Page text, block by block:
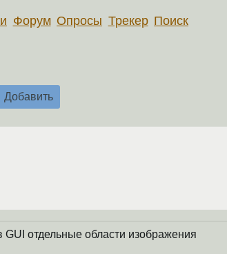
Форум Опросы Трекер Поиск
Добавить
отдельные области изображения